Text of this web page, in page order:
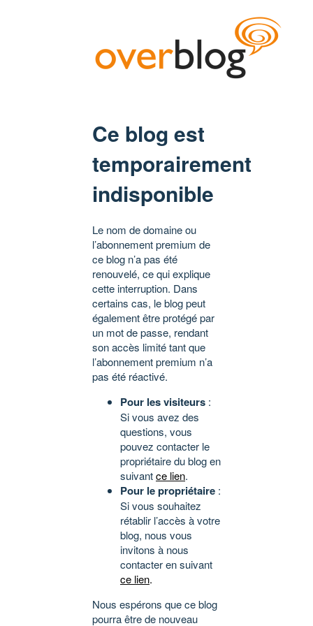
Ce blog est
temporairement
indisponible
Le nom de domaine ou
l’abonnement premium de
ce blog n’a pas été
renouvelé, ce qui explique
cette interruption. Dans
certains cas, le blog peut
également être protégé par
un mot de passe, rendant
son accès limité tant que
l’abonnement premium n’a
pas été réactivé.
Pour les visiteurs :
Si vous avez des
questions, vous
pouvez contacter le
propriétaire du blog en
suivantce lien.
Pour le propriétaire :
Si vous souhaitez
rétablir l’accès à votre
blog, nous vous
invitons à nous
contacter en suivant
ce lien.
Nous espérons que ce blog
pourra être de nouveau